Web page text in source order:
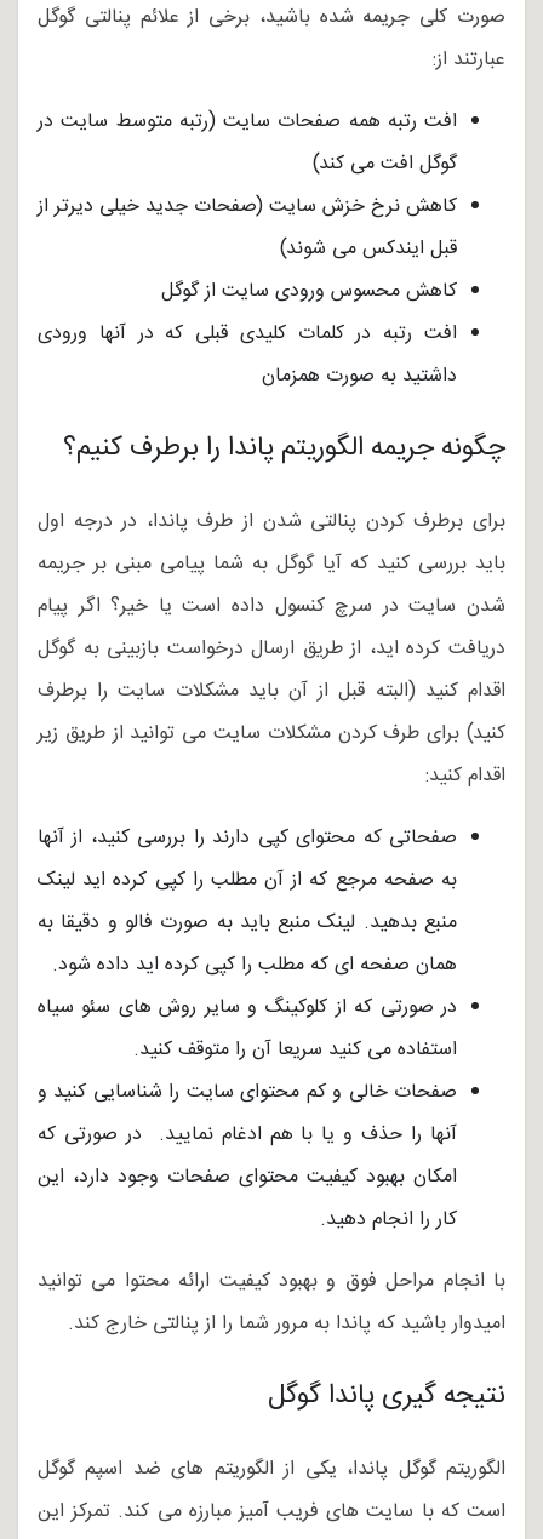
صورت کلی جریمه شده باشید، برخی از علائم پنالتی گوگل
عبارتند از:
افت رتبه همه صفحات سایت (رتبه متوسط سایت در
گوگل افت می کند)
کاهش نرخ خزش سایت (صفحات جدید خیلی دیرتر از
قبل ایندکس می شوند)
کاهش محسوس ورودی سایت از گوگل
افت رتبه در کلمات کلیدی قبلی که در آنها ورودی
داشتید به صورت همزمان
چگونه جریمه الگوریتم پاندا را برطرف کنیم؟
برای برطرف کردن پنالتی شدن از طرف پاندا، در درجه اول
باید بررسی کنید که آیا گوگل به شما پیامی مبنی بر جریمه
شدن سایت در سرچ کنسول داده است یا خیر؟ اگر پیام
دریافت کرده اید، از طریق ارسال درخواست بازبینی به گوگل
اقدام کنید (البته قبل از آن باید مشکلات سایت را برطرف
کنید) برای طرف کردن مشکلات سایت می توانید از طریق زیر
اقدام کنید:
صفحاتی که محتوای کپی دارند را بررسی کنید، از آنها
به صفحه مرجع که از آن مطلب را کپی کرده اید لینک
منبع بدهید. لینک منبع باید به صورت فالو و دقیقا به
همان صفحه ای که مطلب را کپی کرده اید داده شود.
در صورتی که از کلوکینگ و سایر روش های سئو سیاه
استفاده می کنید سریعا آن را متوقف کنید.
صفحات خالی و کم محتوای سایت را شناسایی کنید و
آنها را حذف و یا با هم ادغام نمایید. در صورتی که
امکان بهبود کیفیت محتوای صفحات وجود دارد، این
کار را انجام دهید.
با انجام مراحل فوق و بهبود کیفیت ارائه محتوا می توانید
امیدوار باشید که پاندا به مرور شما را از پنالتی خارج کند.
نتیجه گیری پاندا گوگل
الگوریتم گوگل پاندا، یکی از الگوریتم های ضد اسپم گوگل
است که با سایت های فریب آمیز مبارزه می کند. تمرکز این